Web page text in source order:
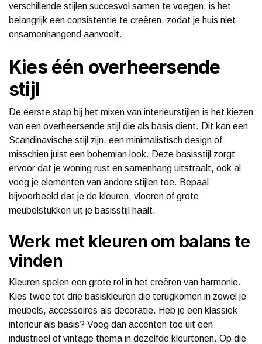
verschillende stijlen succesvol samen te voegen, is het
belangrijk een consistentie te creëren, zodat je huis niet
onsamenhangend aanvoelt.
Kies één overheersende
stijl
De eerste stap bij het mixen van interieurstijlen is het kiezen
van een overheersende stijl die als basis dient. Dit kan een
Scandinavische stijl zijn, een minimalistisch design of
misschien juist een bohemian look. Deze basisstijl zorgt
ervoor dat je woning rust en samenhang uitstraalt, ook al
voeg je elementen van andere stijlen toe. Bepaal
bijvoorbeeld dat je de kleuren, vloeren of grote
meubelstukken uit je basisstijl haalt.
Werk met kleuren om balans te
vinden
Kleuren spelen een grote rol in het creëren van harmonie.
Kies twee tot drie basiskleuren die terugkomen in zowel je
meubels, accessoires als decoratie. Heb je een klassiek
interieur als basis? Voeg dan accenten toe uit een
industrieel of vintage thema in dezelfde kleurtonen. Op die